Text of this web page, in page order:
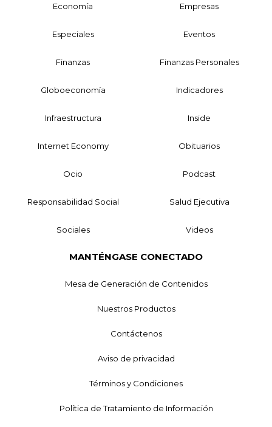
Economía Empresas
Especiales Eventos
Finanzas Finanzas Personales
Globoeconomía Indicadores
Infraestructura Inside
Internet Economy Obituarios
Ocio Podcast
Responsabilidad Social Salud Ejecutiva
Sociales Videos
MANTÉNGASE CONECTADO
Mesa de Generación de Contenidos
Nuestros Productos
Contáctenos
Aviso de privacidad
Términos y Condiciones
Política de Tratamiento de Información